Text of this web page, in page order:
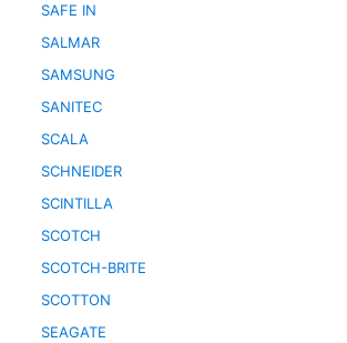
SAFE IN
SALMAR
SAMSUNG
SANITEC
SCALA
SCHNEIDER
SCINTILLA
SCOTCH
SCOTCH-BRITE
SCOTTON
SEAGATE